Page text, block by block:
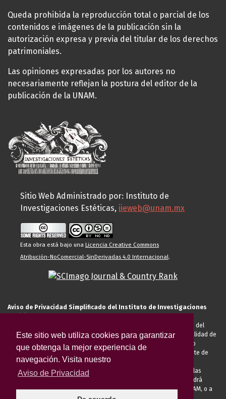
Este sitio web utiliza cookies para garantizar
que obtenga la mejor experiencia de
navegación. Visita nuestro
Aviso de Privacidad
Queda prohibida la reproducción total o parcial de los
contenidos e imágenes de la publicación sin la
autorización expresa y previa del titular de los derechos
patrimoniales.
Las opiniones expresadas por los autores no
necesariamente reflejan la postura del editor de la
publicación de la UNAM.
Sitio Web Administrado por: Instituto de
Investigaciones Estéticas, iieweb@unam.mx
Esta obra está bajo una Licencia Creative Commons
Atribución-NoComercial-SinDerivadas 4.0 Internacional.
Aviso de Privacidad Simplificado del Instituto de Investigaciones
El Instituto de Investigaciones Estéticas de la UNAM, es responsable del
tratamiento de sus datos personales para el registro de usted en calidad de
alumno, docente, personal de la entidad académica, conferencista o
invitado externo (nacional o extranjero), visitante, proveedor o cliente de
servicios universitarios. Para cumplir las finalidades necesarias
anteriormente descritas u otras aquellas exigidas legalmente o por las
autoridades competentes podrá transferir sus datos personales. Podrá
ejercer sus derechos ARCO en la Unidad de Transparencia de la UNAM, o a